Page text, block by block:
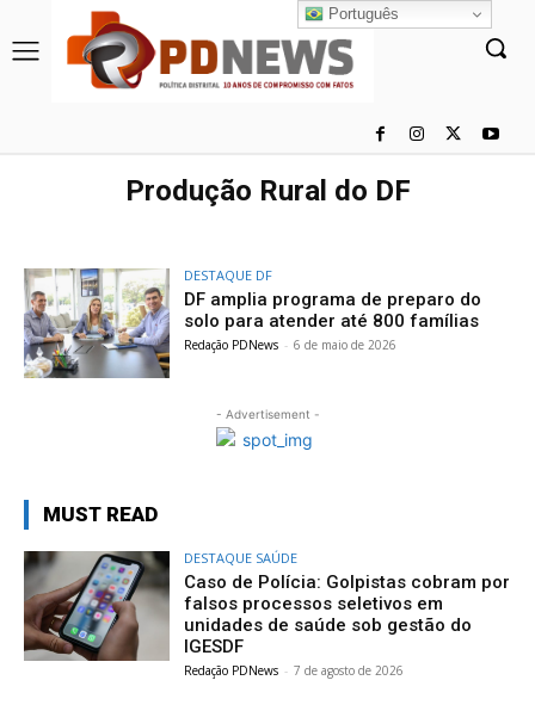
Produção Rural do DF
DESTAQUE DF
DF amplia programa de preparo do
solo para atender até 800 famílias
Redação PDNews - 6 de maio de 2026
- Advertisement -
MUST READ
DESTAQUE SAÚDE
Caso de Polícia: Golpistas cobram por
falsos processos seletivos em
unidades de saúde sob gestão do
IGESDF
Redação PDNews - 7 de agosto de 2026
Português